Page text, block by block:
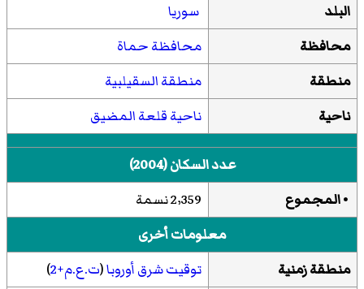
البلد
سوريا
محافظة
محافظة حماة
منطقة
منطقة السقيلبية
ناحية
ناحية قلعة المضيق
عدد السكان (2004)
• المجموع
2٬359 نسمة
معلومات أخرى
منطقة زمنية
توقيت شرق أوروبا(ت.ع.م+2 )